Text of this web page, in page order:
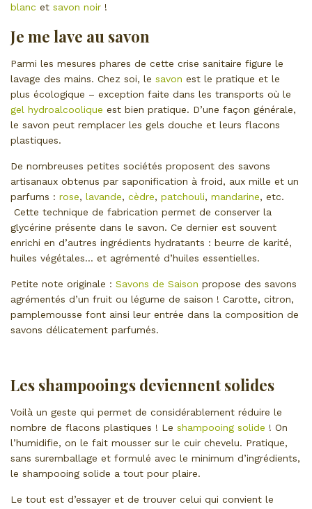
blanc et savon noir !
Je me lave au savon
Parmi les mesures phares de cette crise sanitaire figure le
lavage des mains. Chez soi, le savon est le pratique et le
plus écologique – exception faite dans les transports où le
gel hydroalcoolique est bien pratique. D’une façon générale,
le savon peut remplacer les gels douche et leurs flacons
plastiques.
De nombreuses petites sociétés proposent des savons
artisanaux obtenus par saponification à froid, aux mille et un
parfums : rose, lavande, cèdre, patchouli, mandarine, etc.
Cette technique de fabrication permet de conserver la
glycérine présente dans le savon. Ce dernier est souvent
enrichi en d’autres ingrédients hydratants : beurre de karité,
huiles végétales… et agrémenté d’huiles essentielles.
Petite note originale : Savons de Saison propose des savons
agrémentés d’un fruit ou légume de saison ! Carotte, citron,
pamplemousse font ainsi leur entrée dans la composition de
savons délicatement parfumés.
Les shampooings deviennent solides
Voilà un geste qui permet de considérablement réduire le
nombre de flacons plastiques ! Le shampooing solide ! On
l’humidifie, on le fait mousser sur le cuir chevelu. Pratique,
sans suremballage et formulé avec le minimum d’ingrédients,
le shampooing solide a tout pour plaire.
Le tout est d’essayer et de trouver celui qui convient le